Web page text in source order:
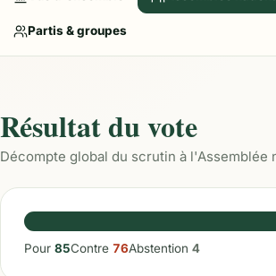
Partis & groupes
Résultat du vote
Décompte global du scrutin à l'Assemblée
Pour 85Contre 76Abstention 4